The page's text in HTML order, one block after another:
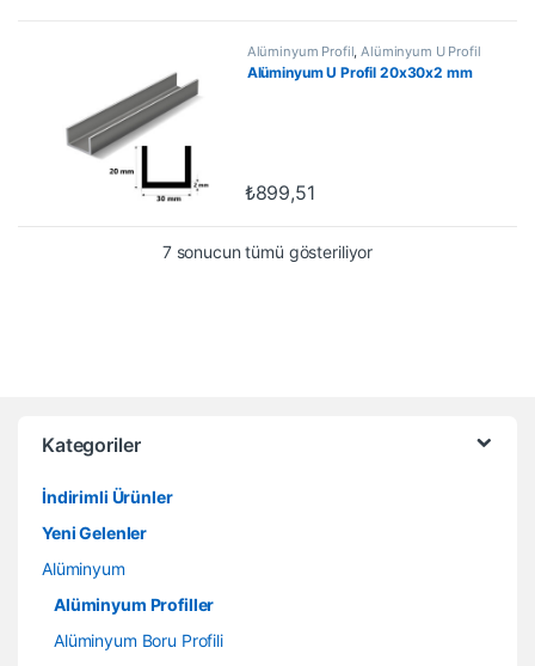
Alüminyum Profil Alüminyum U Profil
Alüminyum U Profil 20x30x2 mm
₺899,51
7 sonucun tümü gösteriliyor
Kategoriler
İndirimli Ürünler
Yeni Gelenler
Alüminyum
Alüminyum Profiller
Alüminyum Boru Profili